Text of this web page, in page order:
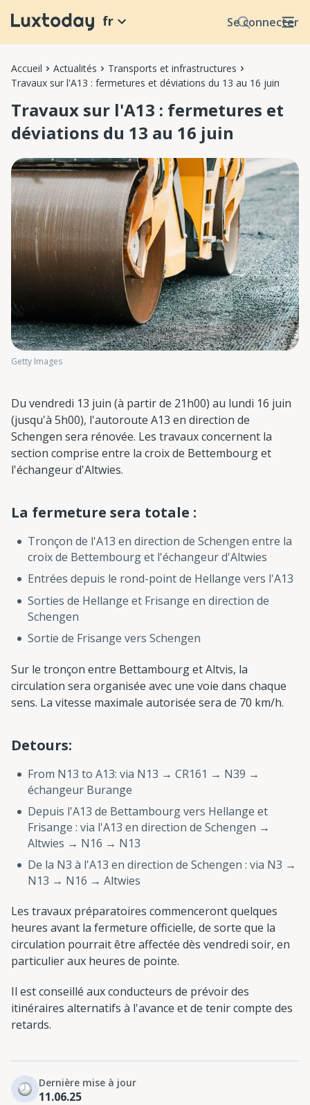
Se connecter
fr
Accueil Actualités
Transports et infrastructures
Travaux sur l'A13 : fermetures et déviations du 13 au 16 juin
Travaux sur l'A13 : fermetures et
déviations du 13 au 16 juin
Getty Images
Du vendredi 13 juin (à partir de 21h00) au lundi 16 juin
(jusqu'à 5h00), l'autoroute A13 en direction de
Schengen sera rénovée. Les travaux concernent la
section comprise entre la croix de Bettembourg et
l'échangeur d'Altwies.
La fermeture sera totale :
Tronçon de l'A13 en direction de Schengen entre la
croix de Bettembourg et l'échangeur d'Altwies
Entrées depuis le rond-point de Hellange vers l'A13
Sorties de Hellange et Frisange en direction de
Schengen
Sortie de Frisange vers Schengen
Sur le tronçon entre Bettambourg et Altvis, la
circulation sera organisée avec une voie dans chaque
sens. La vitesse maximale autorisée sera de 70 km/h.
Detours:
From N13 to A13: via N13 → CR161 → N39 →
échangeur Burange
Depuis l'A13 de Bettambourg vers Hellange et
Frisange : via l'A13 en direction de Schengen →
Altwies → N16 → N13
De la N3 à l'A13 en direction de Schengen : via N3 →
N13 → N16 → Altwies
Les travaux préparatoires commenceront quelques
heures avant la fermeture officielle, de sorte que la
circulation pourrait être affectée dès vendredi soir, en
particulier aux heures de pointe.
Il est conseillé aux conducteurs de prévoir des
itinéraires alternatifs à l'avance et de tenir compte des
retards.
Dernière mise à jour
11.06.25